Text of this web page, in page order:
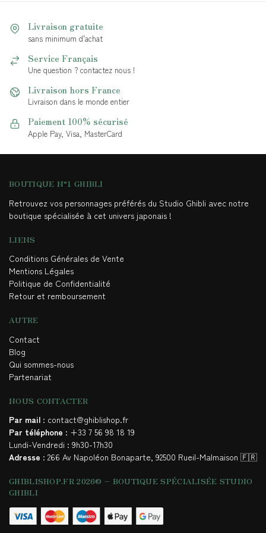
Livraison gratuite
sans minimum d'achat
Service Français
Une question ? contactez nous !
Livraison hors France
Livraison dans le monde entier
Paiement 100% sécurisé
Apple Pay, Visa, MasterCard
BOUTIQUE N°1 GHIBLI
Retrouvez vos personnages préférés du Studio Ghibli avec notre
boutique spécialisée à cet univers japonais !
LIENS
Conditions Générales de Vente
Mentions Légales
Politique de Confidentialité
Retour et remboursement
AUTRE
Contact
Blog
Qui sommes-nous
Partenariat
NOUS CONTACTER
Par mail : contact@ghiblishop.fr
Par téléphone : +33 7 56 98 18 19
Lundi-Vendredi : 9h30-17h30
Adresse : 266 Av Napoléon Bonaparte, 92500 Rueil-Malmaison 🇫🇷
GHIBLISHOP.FR 2026© – BOUTIQUE SPÉCIALISÉE STUDIO
GHIBLI